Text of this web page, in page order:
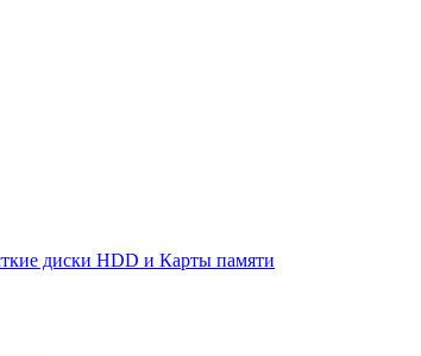
диски HDD и Карты памяти